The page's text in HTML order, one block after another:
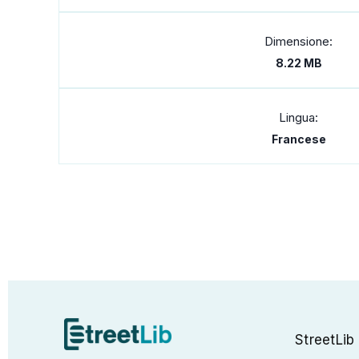
Dimensione:
8.22 MB
Lingua:
Francese
StreetLib